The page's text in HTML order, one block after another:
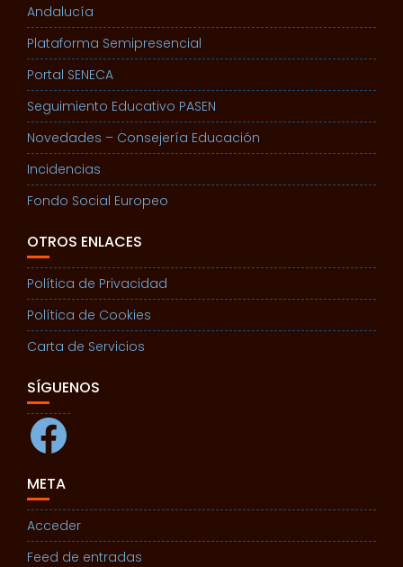
Andalucía
Plataforma Semipresencial
Portal SENECA
Seguimiento Educativo PASEN
Novedades – Consejería Educación
Incidencias
Fondo Social Europeo
OTROS ENLACES
Política de Privacidad
Política de Cookies
Carta de Servicios
SÍGUENOS
Facebook
META
Acceder
Feed de entradas